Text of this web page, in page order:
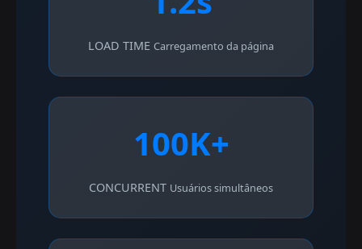
LOAD TIME Carregamento da página
100K+
CONCURRENT Usuários simultâneos